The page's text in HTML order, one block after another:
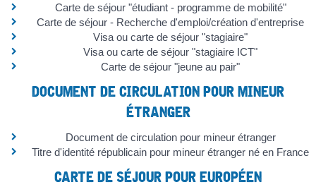
Carte de séjour "étudiant - programme de mobilité"
Carte de séjour - Recherche d'emploi/création d'entreprise
Visa ou carte de séjour "stagiaire"
Visa ou carte de séjour "stagiaire ICT"
Carte de séjour "jeune au pair"
DOCUMENT DE CIRCULATION POUR MINEUR
ÉTRANGER
Document de circulation pour mineur étranger
Titre d'identité républicain pour mineur étranger né en France
CARTE DE SÉJOUR POUR EUROPÉEN